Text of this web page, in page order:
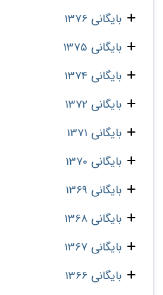
بایگانی 1376
بایگانی 1375
بایگانی 1374
بایگانی 1372
بایگانی 1371
بایگانی 1370
بایگانی 1369
بایگانی 1368
بایگانی 1367
بایگانی 1366